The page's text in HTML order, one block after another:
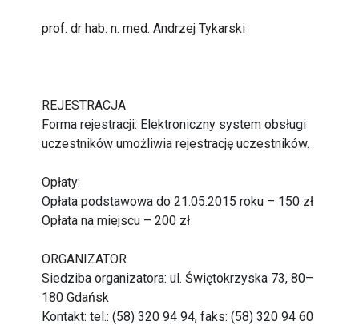
prof. dr hab. n. med. Andrzej Tykarski
REJESTRACJA
Forma rejestracji: Elektroniczny system obsługi
uczestników umożliwia rejestrację uczestników.
Opłaty:
Opłata podstawowa do 21.05.2015 roku – 150 zł
Opłata na miejscu – 200 zł
ORGANIZATOR
Siedziba organizatora: ul. Świętokrzyska 73, 80–
180 Gdańsk
Kontakt: tel.: (58) 320 94 94, faks: (58) 320 94 60